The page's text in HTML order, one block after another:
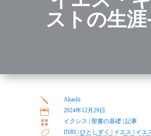
ストの生
j Akashi
 2024年12月29日
 イクシス |聖書の基礎 |記事
 INRI |ひとしずく イエス イエ